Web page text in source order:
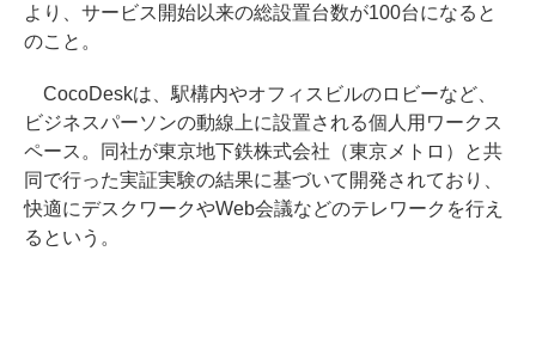
より、サービス開始以来の総設置台数が100台になると
のこと。
CocoDeskは、駅構内やオフィスビルのロビーなど、
ビジネスパーソンの動線上に設置される個人用ワークス
ペース。同社が東京地下鉄株式会社（東京メトロ）と共
同で行った実証実験の結果に基づいて開発されており、
快適にデスクワークやWeb会議などのテレワークを行え
るという。